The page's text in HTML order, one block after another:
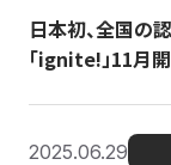
日本初、全国の
「ignite!」11月
2025.06.29